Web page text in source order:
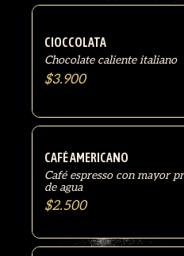
CIOCCOLATA
Chocolate caliente italiano
$3.900
CAFÉ AMERICANO
Café espresso con mayor
de agua
$2.500